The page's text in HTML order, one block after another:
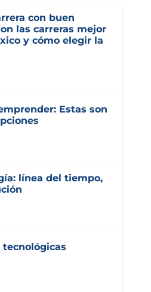
con buen
las carreras mejor
y cómo elegir la
Estas son
línea del tiempo,